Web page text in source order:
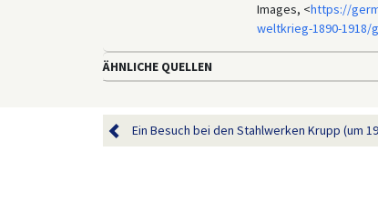
Images, <https://
weltkrieg-1890-1918/
ÄHNLICHE QUELLEN
Ein Besuch bei den Stahlwerken Krupp (um